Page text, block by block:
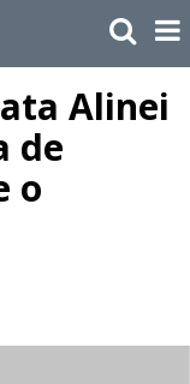
Alinei
de
o